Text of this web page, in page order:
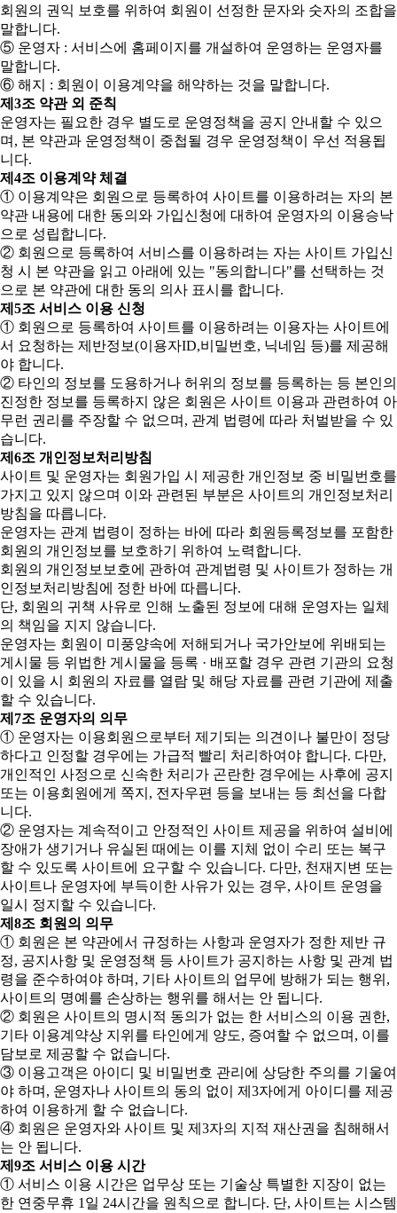
회원의 권익 보호를 위하여 회원이 선정한 문자와 숫자의 조합을
말합니다.
⑤ 운영자 : 서비스에 홈페이지를 개설하여 운영하는 운영자를
말합니다.
⑥ 해지 : 회원이 이용계약을 해약하는 것을 말합니다.
제3조 약관 외 준칙
운영자는 필요한 경우 별도로 운영정책을 공지 안내할 수 있으
며, 본 약관과 운영정책이 중첩될 경우 운영정책이 우선 적용됩
니다.
제4조 이용계약 체결
① 이용계약은 회원으로 등록하여 사이트를 이용하려는 자의 본
약관 내용에 대한 동의와 가입신청에 대하여 운영자의 이용승낙
으로 성립합니다.
② 회원으로 등록하여 서비스를 이용하려는 자는 사이트 가입신
청 시 본 약관을 읽고 아래에 있는 "동의합니다"를 선택하는 것
으로 본 약관에 대한 동의 의사 표시를 합니다.
제5조 서비스 이용 신청
① 회원으로 등록하여 사이트를 이용하려는 이용자는 사이트에
서 요청하는 제반정보(이용자ID,비밀번호, 닉네임 등)를 제공해
야 합니다.
② 타인의 정보를 도용하거나 허위의 정보를 등록하는 등 본인의
진정한 정보를 등록하지 않은 회원은 사이트 이용과 관련하여 아
무런 권리를 주장할 수 없으며, 관계 법령에 따라 처벌받을 수 있
습니다.
제6조 개인정보처리방침
사이트 및 운영자는 회원가입 시 제공한 개인정보 중 비밀번호를
가지고 있지 않으며 이와 관련된 부분은 사이트의 개인정보처리
방침을 따릅니다.
운영자는 관계 법령이 정하는 바에 따라 회원등록정보를 포함한
회원의 개인정보를 보호하기 위하여 노력합니다.
회원의 개인정보보호에 관하여 관계법령 및 사이트가 정하는 개
인정보처리방침에 정한 바에 따릅니다.
단, 회원의 귀책 사유로 인해 노출된 정보에 대해 운영자는 일체
의 책임을 지지 않습니다.
운영자는 회원이 미풍양속에 저해되거나 국가안보에 위배되는
게시물 등 위법한 게시물을 등록 · 배포할 경우 관련 기관의 요청
이 있을 시 회원의 자료를 열람 및 해당 자료를 관련 기관에 제출
할 수 있습니다.
제7조 운영자의 의무
① 운영자는 이용회원으로부터 제기되는 의견이나 불만이 정당
하다고 인정할 경우에는 가급적 빨리 처리하여야 합니다. 다만,
개인적인 사정으로 신속한 처리가 곤란한 경우에는 사후에 공지
또는 이용회원에게 쪽지, 전자우편 등을 보내는 등 최선을 다합
니다.
② 운영자는 계속적이고 안정적인 사이트 제공을 위하여 설비에
장애가 생기거나 유실된 때에는 이를 지체 없이 수리 또는 복구
할 수 있도록 사이트에 요구할 수 있습니다. 다만, 천재지변 또는
사이트나 운영자에 부득이한 사유가 있는 경우, 사이트 운영을
일시 정지할 수 있습니다.
제8조 회원의 의무
① 회원은 본 약관에서 규정하는 사항과 운영자가 정한 제반 규
정, 공지사항 및 운영정책 등 사이트가 공지하는 사항 및 관계 법
령을 준수하여야 하며, 기타 사이트의 업무에 방해가 되는 행위,
사이트의 명예를 손상하는 행위를 해서는 안 됩니다.
② 회원은 사이트의 명시적 동의가 없는 한 서비스의 이용 권한,
기타 이용계약상 지위를 타인에게 양도, 증여할 수 없으며, 이를
담보로 제공할 수 없습니다.
③ 이용고객은 아이디 및 비밀번호 관리에 상당한 주의를 기울여
야 하며, 운영자나 사이트의 동의 없이 제3자에게 아이디를 제공
하여 이용하게 할 수 없습니다.
④ 회원은 운영자와 사이트 및 제3자의 지적 재산권을 침해해서
는 안 됩니다.
제9조 서비스 이용 시간
① 서비스 이용 시간은 업무상 또는 기술상 특별한 지장이 없는
한 연중무휴 1일 24시간을 원칙으로 합니다. 단, 사이트는 시스템